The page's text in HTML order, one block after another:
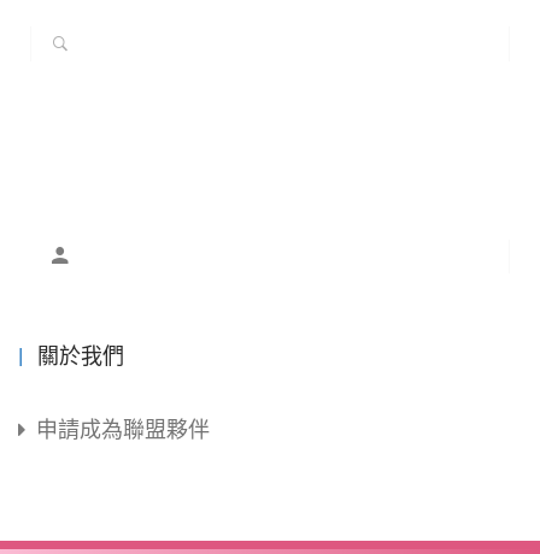
關於我們
申請成為聯盟夥伴